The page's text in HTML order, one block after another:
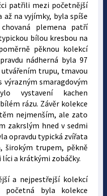
patřili mezi početnější
na vyjímky, byla spíše
plemena patří
bílou kresbou na
pěknou kolekcí
nádherná byla 97
utvářením trupu, tmavou
smaragdovým
vystavení kachen
rázu. Závěr kolekce
nejmenším, ale zato
zakrslým hned v sedmi
opravdu typická zvířata
širokým trupem, pěkně
a krátkými zobáčky.
a nejpestřejší kolekcí
početná byla kolekce